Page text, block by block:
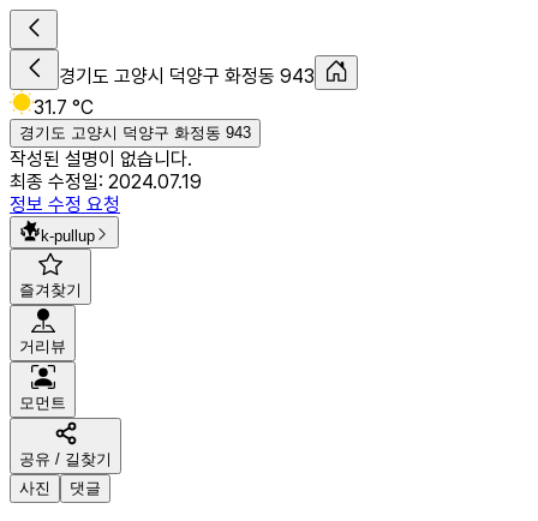
경기도 고양시 덕양구 화정동 943
31.7 °C
경기도 고양시 덕양구 화정동 943
작성된 설명이 없습니다.
최종 수정일: 2024.07.19
정보 수정 요청
k-pullup
즐겨찾기
거리뷰
모먼트
공유 / 길찾기
사진
댓글